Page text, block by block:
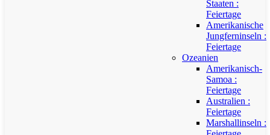
Staaten :
Feiertage
Amerikanische
Jungferninseln :
Feiertage
Ozeanien
Amerikanisch-
Samoa :
Feiertage
Australien :
Feiertage
Marshallinseln :